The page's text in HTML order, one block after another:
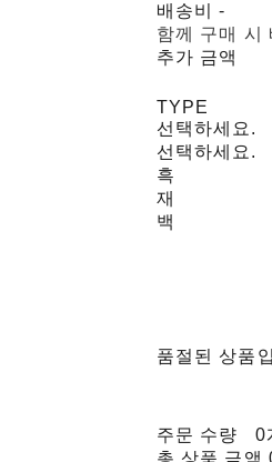
배송비-
함께 구매 시
추가 금액
TYPE
선택하세요.
선택하세요.
흑
재
백
품절된 상품
주문 수량
0